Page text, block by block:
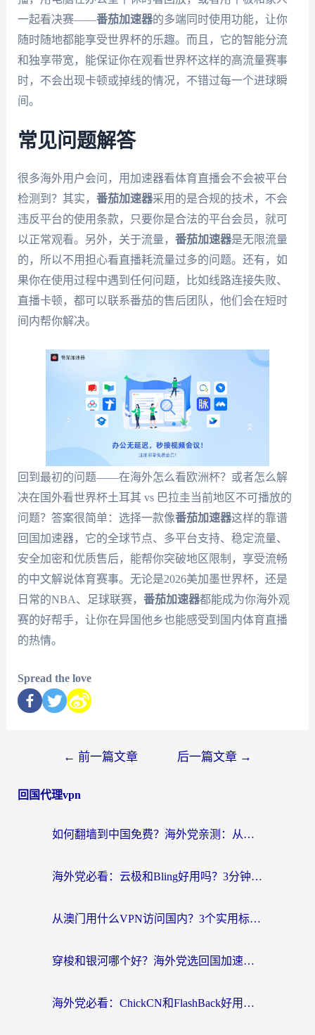
一起看决赛——番茄加速器的多端同时使用功能，让你
随时随地都能享受世界杯的乐趣。而且，它的智能分流
和独享带宽，能保证你在观看世界杯这样的高流量赛事
时，不会出现卡顿或掉线的情况，不错过每一个进球瞬
间。
常见问题解答
很多海外用户会问，用加速器看体育直播会不会被平台
检测到？其实， 番茄加速器采用的是合规的技术，不会
违反平台的使用条款，只要你是合法的平台会员，就可
以正常观看。另外，关于流量， 番茄加速器是无限流量
的，所以不用担心看直播耗流量过多的问题。还有，如
果你在使用过程中遇到任何问题，比如线路连接失败、
直播卡顿，都可以联系番茄的售后团队，他们会在短时
间内帮你解决。
回到最初的问题——在海外怎么看欧洲杯？或者怎么解
决在国外看世界杯土耳其 vs 巴拉圭当前地区不可播放的
问题？答案很简单：选择一款像番茄加速器这样的靠谱
回国加速器，它的全球节点、多平台支持、稳定流量、
安全加密和优质售后，能帮你突破地区限制，享受流畅
的中文解说体育赛事。无论是2026美加墨世界杯，还是
日常的NBA、足球联赛， 番茄加速器都能成为你海外观
赛的好帮手，让你在异国他乡也能感受到国内体育直播
的热情。
Spread the love
← 前一篇文章 后一篇文章 →
回国代理vpn
如何翻墙到中国免费？海外党亲测：从踩坑到选对加速器的全攻略
海外党必看：云极和Bling好用吗？3分钟教你选对回国加速器
从澳门用什么VPN访问国内？3个实用标准帮你避开坑，无缝刷剧听歌
穿梭和银河哪个好？海外党选回国加速器的避坑指南，附番茄加速器实测体验
海外党必看：ChickCN和FlashBack好用吗？3招教你选对回国加速器（附云极、HomeCN、斧牛vs艾果对比）